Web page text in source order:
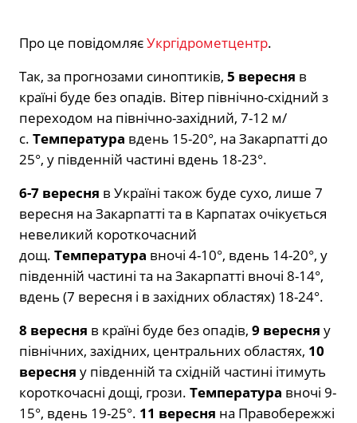
Про це повідомляєУкргідрометцентр.
Так, за прогнозами синоптиків, 5 вересня в
країні буде без опадів. Вітер північно-східний з
переходом на північно-західний, 7-12 м/
с. Температура вдень 15-20°, на Закарпатті до
25°, у південній частині вдень 18-23°.
6-7 вересня в Україні також буде сухо, лише 7
вересня на Закарпатті та в Карпатах очікується
невеликий короткочасний
дощ. Температура вночі 4-10°, вдень 14-20°, у
південній частині та на Закарпатті вночі 8-14°,
вдень (7 вересня і в західних областях) 18-24°.
8 вересня в країні буде без опадів, 9 вересня у
північних, західних, центральних областях, 10
вересня у південній та східній частині ітимуть
короткочасні дощі, грози. Температура вночі 9-
15°, вдень 19-25°. 11 вересня на Правобережжі